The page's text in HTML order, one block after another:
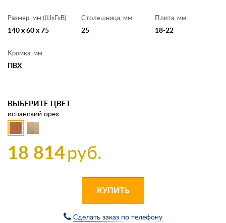
Размер, мм (ШхГхВ)
140 x 60 x 75
Столешница, мм
25
Плита, мм
18-22
Кромка, мм
ПВХ
ВЫБЕРИТЕ ЦВЕТ
испанский орех
18 814руб.
КУПИТЬ
Сделать заказ по телефону